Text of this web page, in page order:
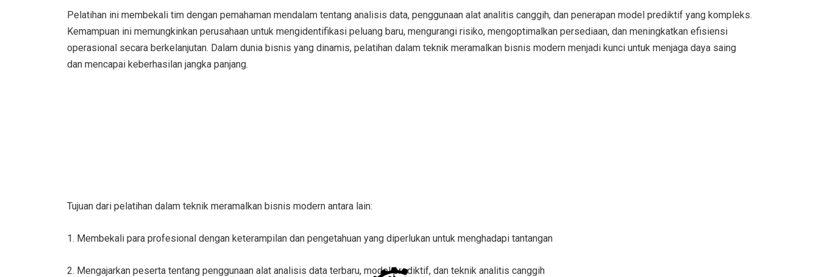
Pelatihan ini membekali tim dengan pemahaman mendalam tentang analisis data, penggunaan alat analitis canggih, dan penerapan model prediktif yang kompleks.
Kemampuan ini memungkinkan perusahaan untuk mengidentifikasi peluang baru, mengurangi risiko, mengoptimalkan persediaan, dan meningkatkan efisiensi
operasional secara berkelanjutan. Dalam dunia bisnis yang dinamis, pelatihan dalam teknik meramalkan bisnis modern menjadi kunci untuk menjaga daya saing
dan mencapai keberhasilan jangka panjang.
Tujuan dari pelatihan dalam teknik meramalkan bisnis modern antara lain:
1. Membekali para profesional dengan keterampilan dan pengetahuan yang diperlukan untuk menghadapi tantangan
2. Mengajarkan peserta tentang penggunaan alat analisis data terbaru, model prediktif, dan teknik analitis canggih